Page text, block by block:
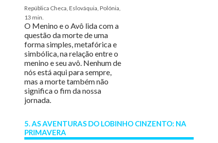
República Checa, Eslováquia, Polónia,
13 min.
O Menino e o Avô lida com a
questão da morte de uma
forma simples, metafórica e
simbólica, na relação entre o
menino e seu avô. Nenhum de
nós está aqui para sempre,
mas a morte também não
significa o fim da nossa
jornada.
5. AS AVENTURAS DO LOBINHO CINZENTO: NA
PRIMAVERA